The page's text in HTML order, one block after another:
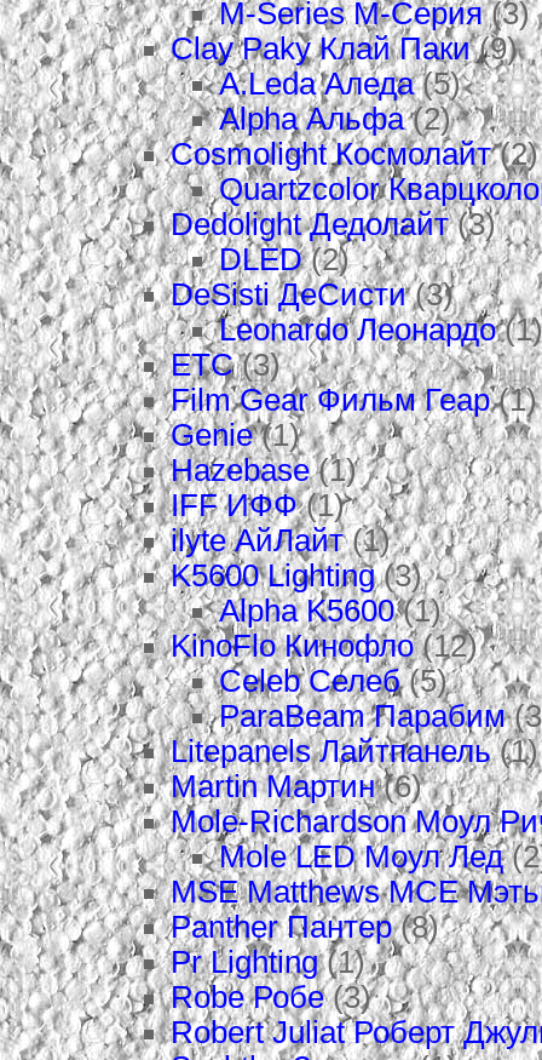
M-Series М-Серия(3)
Clay Paky Клай Паки(9)
A.Leda Аледа(5)
Alpha Альфа(2)
Cosmolight Космолайт(2)
Quartzcolor
Dedolight Дедолайт(3)
DLED(2)
DeSisti ДеСисти(3)
Leonardo Леонардо(1)
ETC(3)
Film Gear Фильм Геар(1)
Genie(1)
Hazebase(1)
IFF ИФФ(1)
ilyte АйЛайт(1)
K5600 Lighting(3)
Alpha K5600(1)
KinoFlo Кинофло(12)
Celeb Селеб(5)
ParaBeam Парабим
Litepanels Лайтпанель(1)
Martin Мартин(6)
Mole-Richardson Моул
Mole LED Моул Лед
MSE Matthews МСЕ
Panther Пантер(8)
Pr Lighting(1)
Robe Робе(3)
Robert Juliat Роберт